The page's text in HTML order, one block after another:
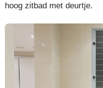
hoog zitbad met deurtje.